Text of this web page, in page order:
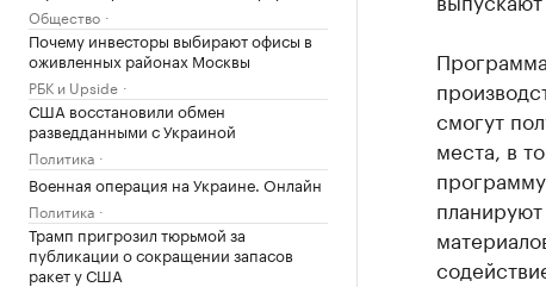
Общество
Почему инвесторы выбирают офисы в
оживленных районах Москвы
РБК и Upside
США восстановили обмен
разведданными с Украиной
Политика
Военная операция на Украине. Онлайн
Политика
Трамп пригрозил тюрьмой за
публикации о сокращении запасов
ракет у США
смогут
места, в